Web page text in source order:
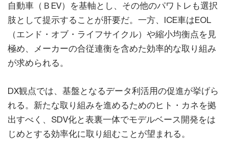
自動車（ＢEV）を基軸とし、その他のパワトレも選択
肢として提示することが肝要だ。一方、ICE車はEOL
（エンド・オブ・ライフサイクル）や縮小均衡点を見
極め、メーカーの合従連衡を含めた効率的な取り組み
が求められる。
DX観点では、基盤となるデータ利活用の促進が挙げら
れる。新たな取り組みを進めるためのヒト・カネを拠
出すべく、SDV化と表裏一体でモデルベース開発をは
じめとする効率化に取り組むことが望まれる。